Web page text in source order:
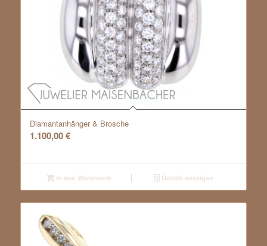
Diamantanhänger & Brosche
1.100,00€
In den Warenkorb Details anzeigen